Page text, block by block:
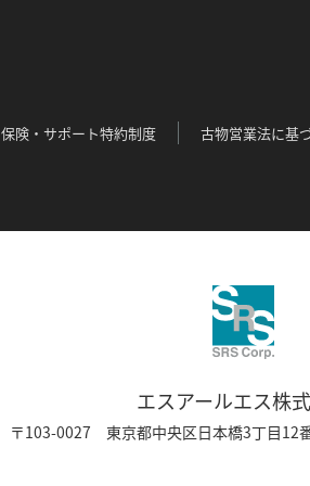
保険・サポート特約制度 古物営業法に基
エスアールエス株
〒103-0027 東京都中央区日本橋3丁目12